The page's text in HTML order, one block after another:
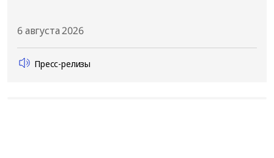
6 августа 2026
Пресс-релизы